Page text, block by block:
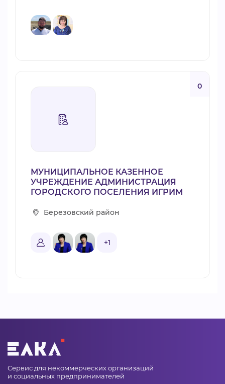
0
МУНИЦИПАЛЬНОЕ КАЗЕННОЕ
УЧРЕЖДЕНИЕ АДМИНИСТРАЦИЯ
ГОРОДСКОГО ПОСЕЛЕНИЯ ИГРИМ
Березовский район
+1
Сервис для некоммерческих организаций
и социальных предпринимателей